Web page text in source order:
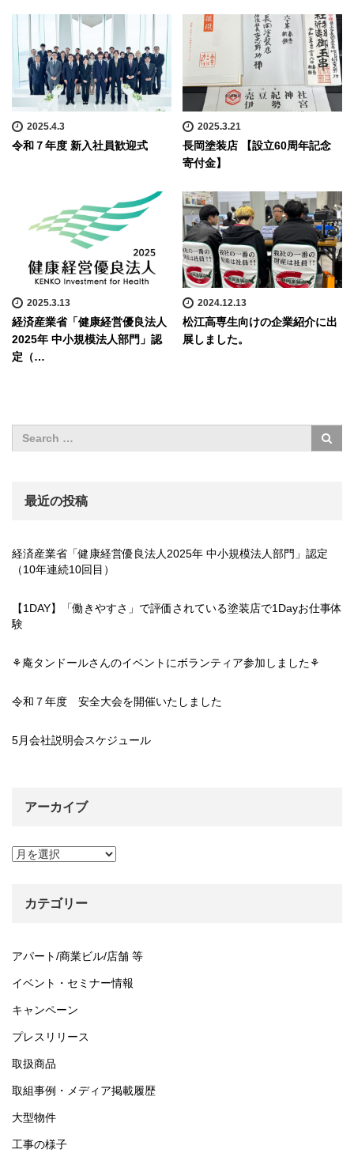
2025.4.3
令和７年度 新入社員歓迎式
2025.3.21
長岡塗装店 【設立60周年記念
寄付金】
2025.3.13
経済産業省「健康経営優良法人
2025年 中小規模法人部門」認
定（…
2024.12.13
松江高専生向けの企業紹介に出
展しました。
最近の投稿
経済産業省「健康経営優良法人2025年 中小規模法人部門」認定
（10年連続10回目）
【1DAY】「働きやすさ」で評価されている塗装店で1Dayお仕事体
験
⚘庵タンドールさんのイベントにボランティア参加しました⚘
令和７年度 安全大会を開催いたしました
5月会社説明会スケジュール
アーカイブ
ア
カテゴリー
アパート/商業ビル/店舗 等
イベント・セミナー情報
キャンペーン
プレスリリース
取扱商品
取組事例・メディア掲載履歴
大型物件
工事の様子